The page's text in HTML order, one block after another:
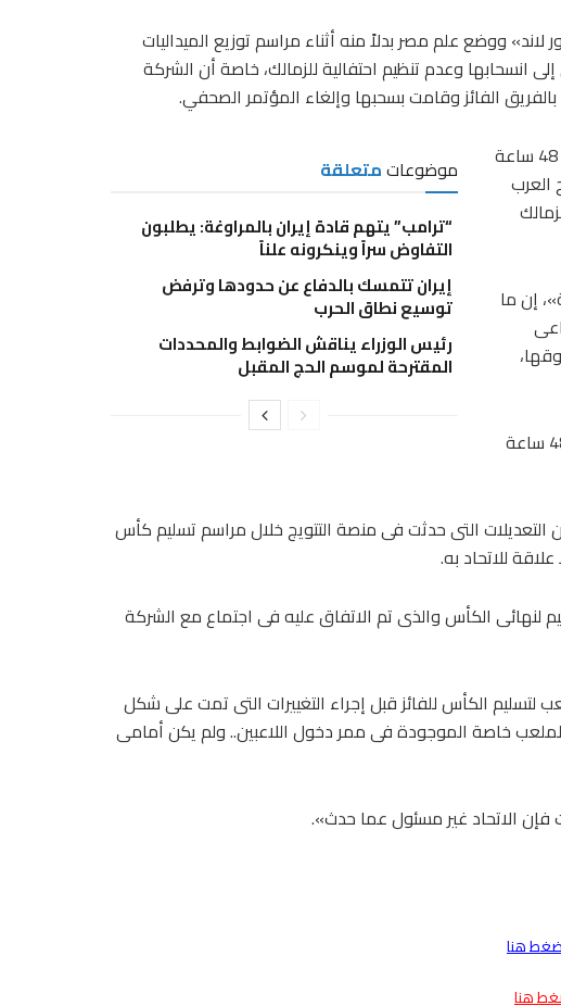
لاند» ووضع علم مصر بدلاً منه أثناء مراسم توزيع الميداليات
انسحابها وعدم تنظيم احتفالية للزمالك، خاصة أن الشركة
موضوعاتمتعلقة
“ترامب” يتهم قادة إيران بالمراوغة: يطلبون
التفاوض سراً وينكرونه علناً
إيران تتمسك بالدفاع عن حدودها وترفض
توسيع نطاق الحرب
رئيس الوزراء يناقش الضوابط والمحددات
المقترحة لموسم الحج المقبل
ومنحت شركة «بريزينتيشن سبورت» اتحاد الكرة، مهلة 48 ساعة
العرب
إن ما
أشار وهبي، إلى أن الشركة منحت اتحاد الكرة مهلة 48 ساعة
التعديلات التى حدثت فى منصة التتويج خلال مراسم تسليم كأس
للاتحاد به.
لنهائى الكأس والذى تم الاتفاق عليه فى اجتماع مع الشركة
لتسليم الكأس للفائز قبل إجراء التغييرات التى تمت على شكل
خاصة الموجودة فى ممر دخول اللاعبين.. ولم يكن أمامى
فإن الاتحاد غير مسئول عما حدث».
هنا
هنا